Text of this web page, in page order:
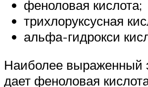
феноловая кислота;
трихлоруксусная
альфа-гидрокси
Наиболее выраженный
дает феноловая